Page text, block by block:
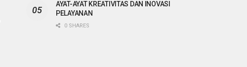
AYAT-AYAT KREATIVITAS DAN INOVASI
PELAYANAN
0 SHARES